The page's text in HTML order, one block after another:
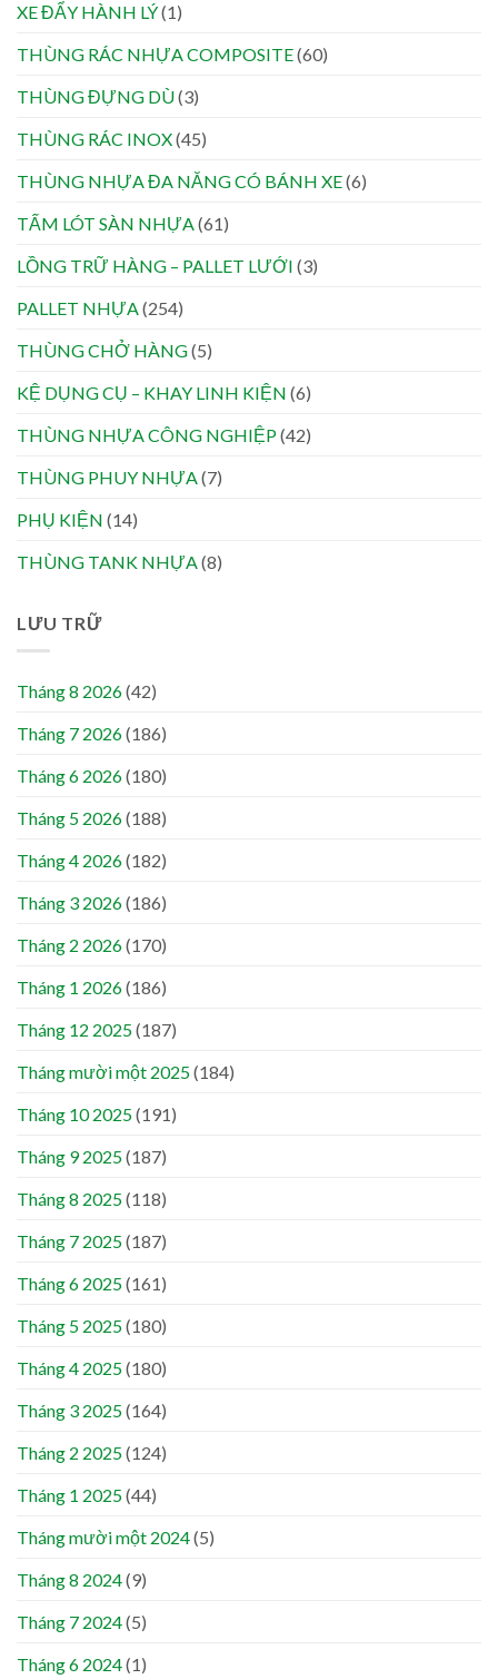
XE ĐẨY HÀNH LÝ(1)
THÙNG RÁC NHỰA COMPOSITE(60)
THÙNG ĐỰNG DÙ(3)
THÙNG RÁC INOX(45)
THÙNG NHỰA ĐA NĂNG CÓ BÁNH XE(6)
TẤM LÓT SÀN NHỰA(61)
LỒNG TRỮ HÀNG – PALLET LƯỚI (3)
PALLET NHỰA(254)
THÙNG CHỞ HÀNG(5)
KỆ DỤNG CỤ – KHAY LINH KIỆN (6)
THÙNG NHỰA CÔNG NGHIỆP(42)
THÙNG PHUY NHỰA(7)
PHỤ KIỆN (14)
THÙNG TANK NHỰA(8)
LƯU TRỮ
Tháng 8 2026(42)
Tháng 7 2026(186)
Tháng 6 2026(180)
Tháng 5 2026(188)
Tháng 4 2026(182)
Tháng 3 2026(186)
Tháng 2 2026(170)
Tháng 1 2026(186)
Tháng 12 2025(187)
Tháng mười một 2025(184)
Tháng 10 2025(191)
Tháng 9 2025(187)
Tháng 8 2025(118)
Tháng 7 2025(187)
Tháng 6 2025(161)
Tháng 5 2025(180)
Tháng 4 2025(180)
Tháng 3 2025(164)
Tháng 2 2025(124)
Tháng 1 2025(44)
Tháng mười một 2024(5)
Tháng 8 2024(9)
Tháng 7 2024(5)
Tháng 6 2024(1)